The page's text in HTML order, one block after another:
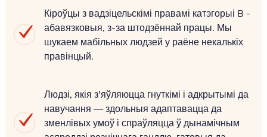
Кіроўцы з вадзіцельскімі правамі катэгорыі B -
абавязковыя, з-за штодзённай працы. Мы
шукаем мабільных людзей у раёне некалькіх
правінцый.
Людзі, якія з'яўляюцца гнуткімі і адкрытымі да
навучання — здольныя адаптавацца да
зменлівых умоў і спраўляцца ў дынамічным